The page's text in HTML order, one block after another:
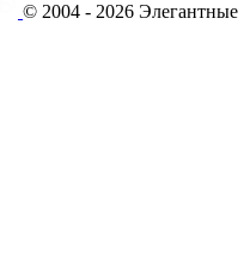
© 2004 - 2026 Элегантные